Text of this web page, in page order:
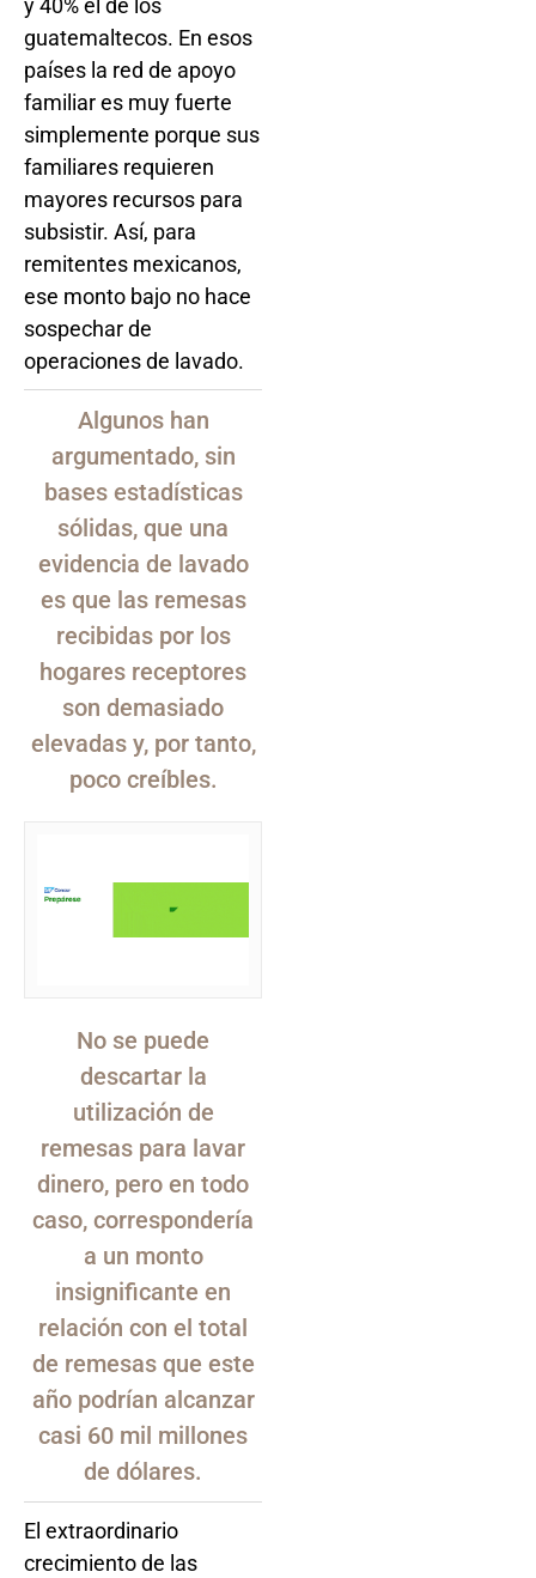
y 40% el de los
guatemaltecos. En esos
países la red de apoyo
familiar es muy fuerte
simplemente porque sus
familiares requieren
mayores recursos para
subsistir. Así, para
remitentes mexicanos,
ese monto bajo no hace
sospechar de
operaciones de lavado.
Algunos han
argumentado, sin
bases estadísticas
sólidas, que una
evidencia de lavado
es que las remesas
recibidas por los
hogares receptores
son demasiado
elevadas y, por tanto,
poco creíbles.
No se puede
descartar la
utilización de
remesas para lavar
dinero, pero en todo
caso, correspondería
a un monto
insignificante en
relación con el total
de remesas que este
año podrían alcanzar
casi 60 mil millones
de dólares.
El extraordinario
crecimiento de las